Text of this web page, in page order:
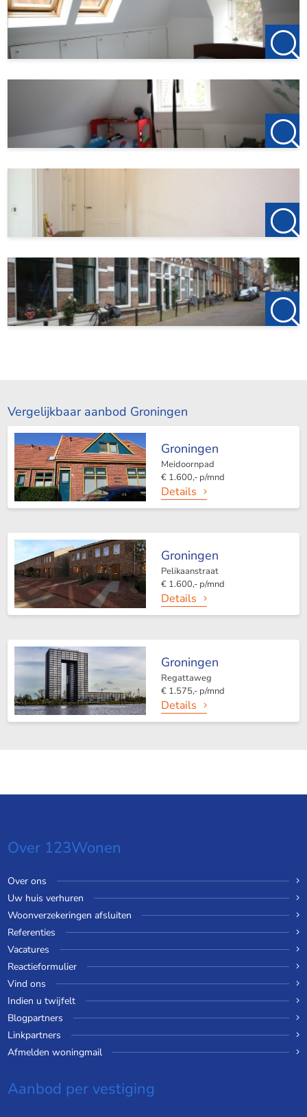
Vergelijkbaar aanbod Groningen
Groningen
Meidoornpad
€ 1.600,- p/mnd
Details
Groningen
Pelikaanstraat
€ 1.600,- p/mnd
Details
Groningen
Regattaweg
€ 1.575,- p/mnd
Details
Over 123Wonen
Over ons
Uw huis verhuren
Woonverzekeringen afsluiten
Referenties
Vacatures
Reactieformulier
Vind ons
Indien u twijfelt
Blogpartners
Linkpartners
Afmelden woningmail
Aanbod per vestiging